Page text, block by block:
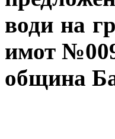
води на
имот
община